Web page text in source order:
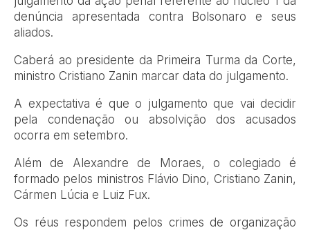
denúncia apresentada contra Bolsonaro e seus
aliados.
Caberá ao presidente da Primeira Turma da Corte,
ministro Cristiano Zanin marcar data do julgamento.
A expectativa é que o julgamento que vai decidir
pela condenação ou absolvição dos acusados
ocorra em setembro.
Além de Alexandre de Moraes, o colegiado é
formado pelos ministros Flávio Dino, Cristiano Zanin,
Cármen Lúcia e Luiz Fux.
Os réus respondem pelos crimes de organização